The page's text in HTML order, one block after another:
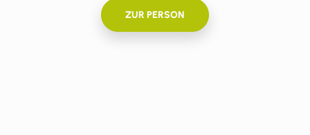
ZUR PERSON